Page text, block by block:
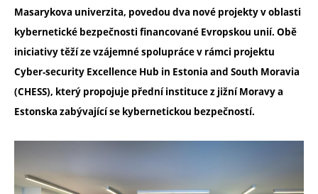
Masarykova univerzita, povedou dva nové projekty v oblasti
kybernetické bezpečnosti financované Evropskou unií. Obě
iniciativy těží ze vzájemné spolupráce v rámci projektu
Cyber-security Excellence Hub in Estonia and South Moravia
(CHESS), který propojuje přední instituce z jižní Moravy a
Estonska zabývající se kybernetickou bezpečností.